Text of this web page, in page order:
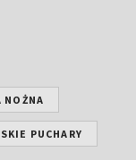
NOŻNA
PUCHARY